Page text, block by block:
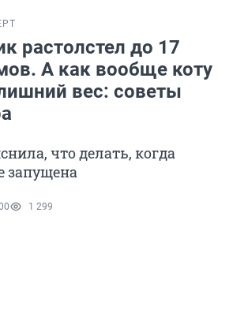
растолстел до 17
А как вообще коту
вес: советы
что делать, когда
запущена
1 299